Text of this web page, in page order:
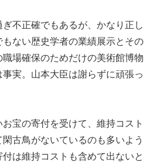
不正確でもあるが、かなり正し
ない歴史学者の業績展示とその
場確保のためだけの美術館博物
実。山本大臣は謝らずに頑張っ
宝の寄付を受けて、維持コスト
古鳥がないているのも多いよう
は維持コストも含めて出ないと